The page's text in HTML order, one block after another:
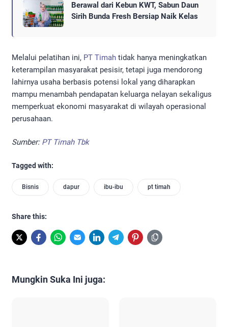
Berawal dari Kebun KWT, Sabun Daun
Sirih Bunda Fresh Bersiap Naik Kelas
Melalui pelatihan ini, PT Timah tidak hanya meningkatkan
keterampilan masyarakat pesisir, tetapi juga mendorong
lahirnya usaha berbasis potensi lokal yang diharapkan
mampu menambah pendapatan keluarga nelayan sekaligus
memperkuat ekonomi masyarakat di wilayah operasional
perusahaan.
Sumber: PT Timah Tbk
Tagged with:
Bisnis dapur ibu-ibu pt timah
Share this:
Mungkin Suka Ini juga: